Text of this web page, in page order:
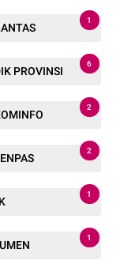
2
CUP VII
1
MBG
2
1
2
PUPR-LH
1